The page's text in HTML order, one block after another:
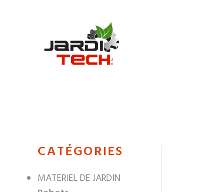
Jarditech
MENU
NAVIGATION
CATÉGORIES
MATERIEL DE JARDIN